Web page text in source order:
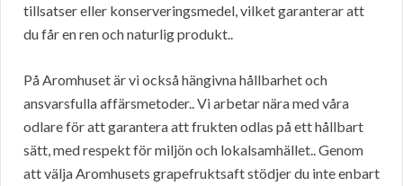
tillsatser eller konserveringsmedel, vilket garanterar att
du får en ren och naturlig produkt..
På Aromhuset är vi också hängivna hållbarhet och
ansvarsfulla affärsmetoder.. Vi arbetar nära med våra
odlare för att garantera att frukten odlas på ett hållbart
sätt, med respekt för miljön och lokalsamhället.. Genom
att välja Aromhusets grapefruktsaft stödjer du inte enbart